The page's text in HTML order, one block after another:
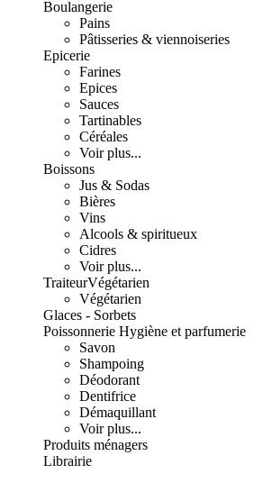
Boulangerie
Pains
Pâtisseries & viennoiseries
Epicerie
Farines
Epices
Sauces
Tartinables
Céréales
Voir plus...
Boissons
Jus & Sodas
Bières
Vins
Alcools & spiritueux
Cidres
Voir plus...
TraiteurVégétarien
Végétarien
Glaces - Sorbets
Poissonnerie Hygiène et parfumerie
Savon
Shampoing
Déodorant
Dentifrice
Démaquillant
Voir plus...
Produits ménagers
Librairie